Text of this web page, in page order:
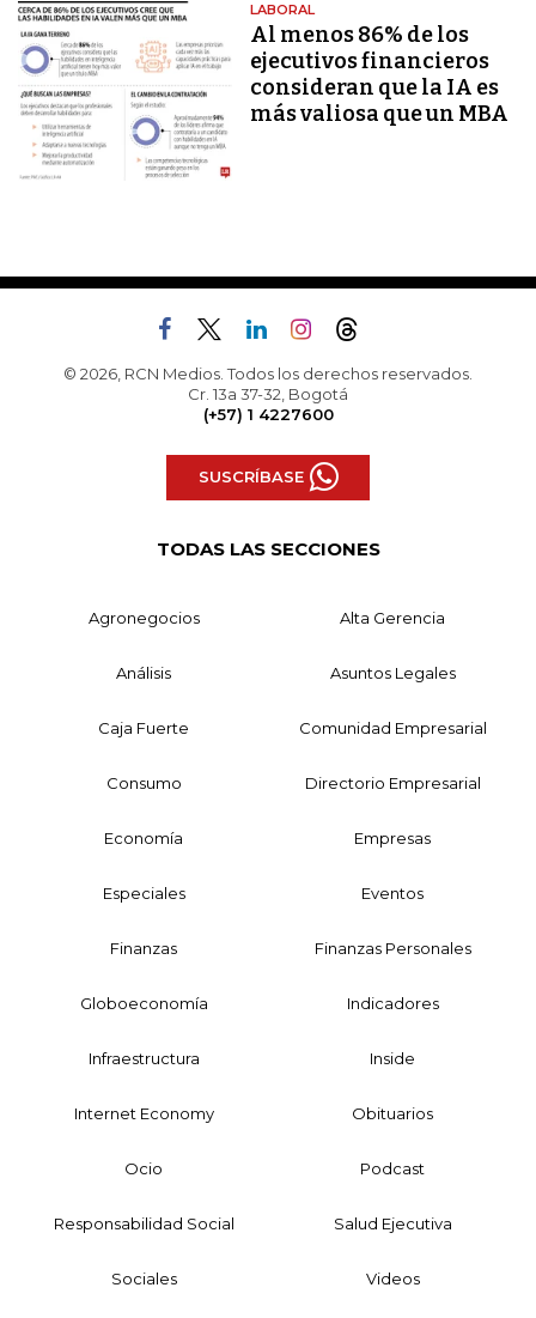
LABORAL
Al menos 86% de los
ejecutivos financieros
consideran que la IA es
más valiosa que un MBA
© 2026, RCN Medios. Todos los derechos reservados.
Cr. 13a 37-32, Bogotá
(+57) 1 4227600
SUSCRÍBASE
TODAS LAS SECCIONES
Agronegocios Alta Gerencia
Análisis Asuntos Legales
Caja Fuerte Comunidad Empresarial
Consumo Directorio Empresarial
Economía Empresas
Especiales Eventos
Finanzas Finanzas Personales
Globoeconomía Indicadores
Infraestructura Inside
Internet Economy Obituarios
Ocio Podcast
Responsabilidad Social Salud Ejecutiva
Sociales Videos